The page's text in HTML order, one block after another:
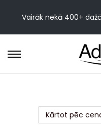
Vairāk nekā 400+